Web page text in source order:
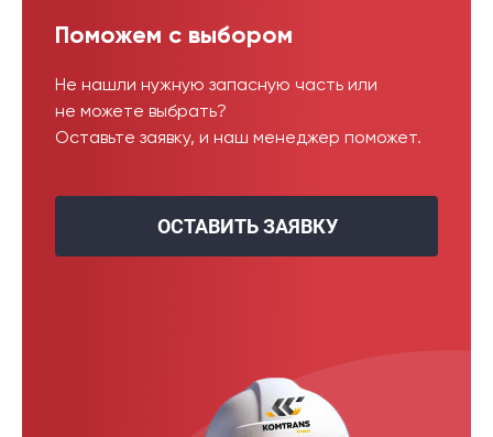
Поможем с выбором
Не нашли нужную запасную часть или
не можете выбрать?
Оставьте заявку, и наш менеджер поможет.
ОСТАВИТЬ ЗАЯВКУ